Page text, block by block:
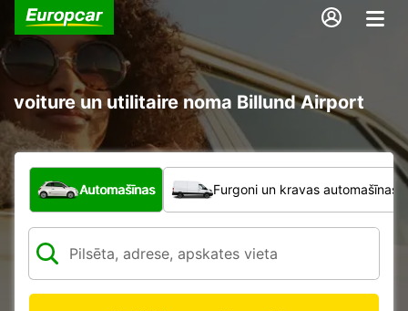
voiture un utilitaire noma Billund Airport
Kāda veida transportlīdzeklis?
Automašīnas Furgoni un kravas automašīnas